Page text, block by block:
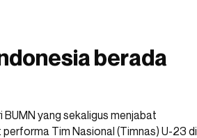
berada
yang sekaligus menjabat
Tim Nasional (Timnas) U-23 di